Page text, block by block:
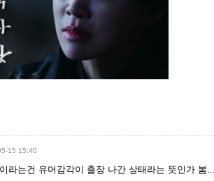
15 15:40
라는건 유머감각이 출장 나간 상태라는 뜻인가 봄....